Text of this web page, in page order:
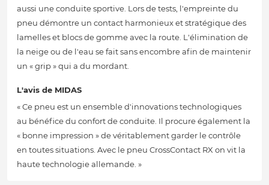
aussi une conduite sportive. Lors de tests, l'empreinte du
pneu démontre un contact harmonieux et stratégique des
lamelles et blocs de gomme avec la route. L'élimination de
la neige ou de l'eau se fait sans encombre afin de maintenir
un « grip » qui a du mordant.
L'avis de MIDAS
« Ce pneu est un ensemble d'innovations technologiques
au bénéfice du confort de conduite. Il procure également la
« bonne impression » de véritablement garder le contrôle
en toutes situations. Avec le pneu CrossContact RX on vit la
haute technologie allemande. »